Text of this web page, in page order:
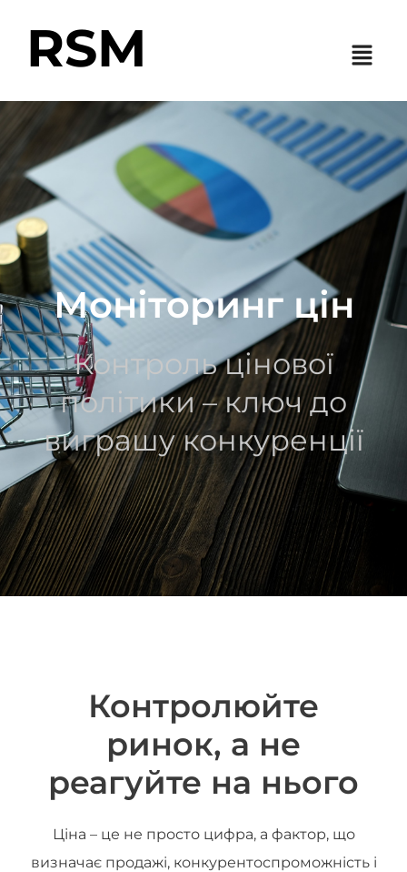
RSM
Моніторинг цін
Контроль цінової
політики – ключ до
виграшу конкуренції
Контролюйте
ринок, а не
реагуйте на нього
Ціна – це не просто цифра, а фактор, що
визначає продажі, конкурентоспроможність і